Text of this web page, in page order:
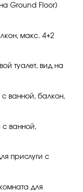
Ground Floor)
макс. 4+2
туалет, вид на
ванной, балкон,
с ванной,
прислуги с
для